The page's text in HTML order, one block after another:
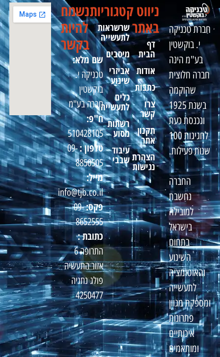
חברת טכניקה
י. בוקשטין
בע"מ הינה
חברה חלוצית
שהוקמה
בשנת 1925
ונכנסת כעת
לחגיגות 100
שנות פעילות.
החברה
נחשבת
למובילה
בישראל
בתחום
השינוע
והאוטומציה
לתעשייה
ומספקת מגוון
פתרונות
איכותיים
ומותאמים
ניווט
באתר
דף
הבית
אודות
כתבות
צרו
קשר
תקנון
אתר
הצהרת
נגישות
קטגוריות
שרשראות
לתעשייה
מיסבים
אביזרי
שינוע
כלים
לתעשייה
רשתות
מסוע
עיבוד
שבבי
נשמח
להיות
בקשר
שם מלא:
טכניקה י.
בוקשטין
חברה בע"מ
ח"פ:
510428105
טלפון :09-
8850505
מייל:
info@tjb.co.il
פקס:09-
8652555
כתובת :
התרופה 6
אזור התעשיה
פולג נתניה
4250477